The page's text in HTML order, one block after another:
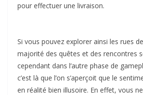
pour effectuer une livraison.
Si vous pouvez explorer ainsi les rues
majorité des quêtes et des rencontres
cependant dans l’autre phase de
c’est là que l’on s’aperçoit que le
en réalité bien illusoire. En effet, vous